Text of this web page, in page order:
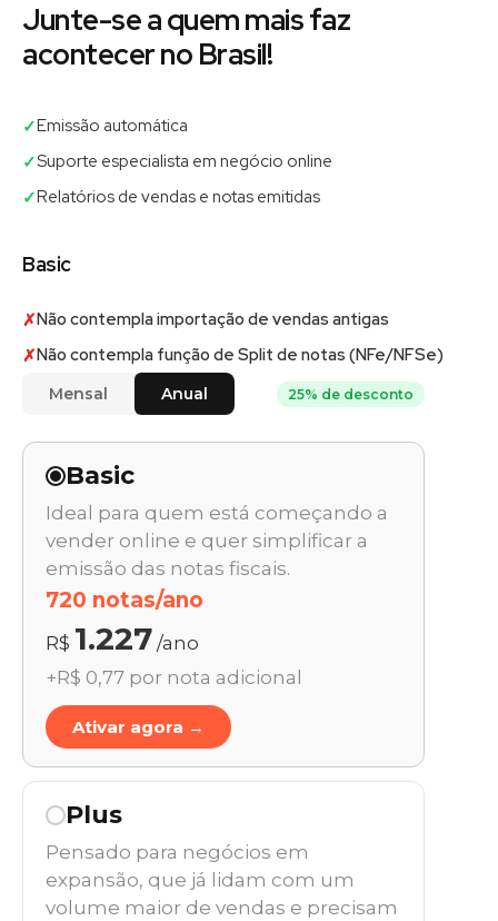
Junte-se a quem mais faz
acontecer no Brasil!
✓Emissão automática
✓Suporte especialista em negócio online
✓Relatórios de vendas e notas emitidas
Basic
✗Não contempla importação de vendas antigas
✗Não contempla função de Split de notas (NFe/NFSe)
Mensal Anual 25% de desconto
Basic
Ideal para quem está começando a
vender online e quer simplificar a
emissão das notas fiscais.
720 notas/ano
R$ 1.227 /ano
+R$ 0,77 por nota adicional
Ativar agora →
Plus
Pensado para negócios em
expansão, que já lidam com um
volume maior de vendas e precisam